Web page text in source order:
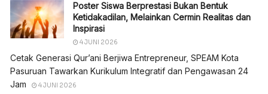
Poster Siswa Berprestasi Bukan Bentuk
Ketidakadilan, Melainkan Cermin Realitas dan
Inspirasi
4 JUNI 2026
Cetak Generasi Qur’ani Berjiwa Entrepreneur, SPEAM Kota
Pasuruan Tawarkan Kurikulum Integratif dan Pengawasan 24
Jam
4 JUNI 2026